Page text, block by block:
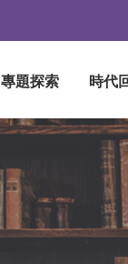
專題探索 時代